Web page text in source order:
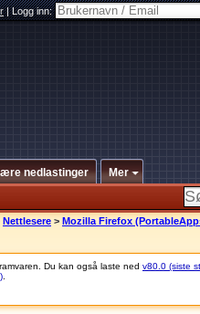
|Logg inn:
nedlastinger Mer
Nettlesere > Mozilla Firefox
Du kan også laste ned v80.0 (siste